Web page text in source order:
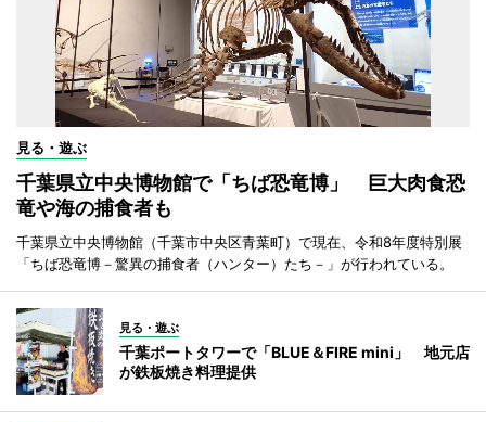
見る・遊ぶ
千葉県立中央博物館で「ちば恐竜博」 巨大肉食恐
竜や海の捕食者も
千葉県立中央博物館（千葉市中央区青葉町）で現在、令和8年度特別展
「ちば恐竜博－驚異の捕食者（ハンター）たち－」が行われている。
見る・遊ぶ
千葉ポートタワーで「BLUE＆FIRE mini」 地元店
が鉄板焼き料理提供